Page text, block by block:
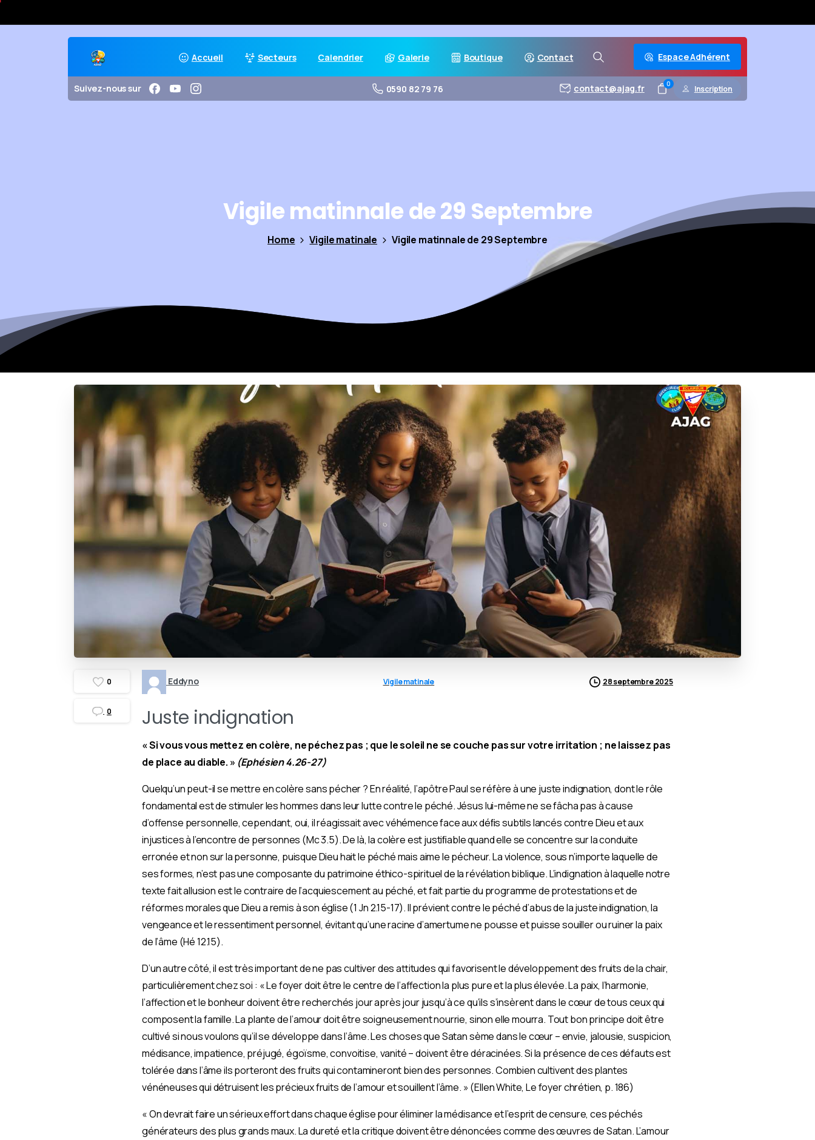
Accueil Secteurs Calendrier Galerie Boutique Contact Espace Adhérent
Suivez-nous sur 0590 82 79 76 contact@ajag.fr 0 Inscription
Vigilematinnalede29 Septembre
Home Vigile matinale Vigile matinnale de 29 Septembre
0
0
Eddyno Vigile matinale 28 septembre 2025
Juste indignation
« Si vous vous mettez en colère, ne péchez pas ; que le soleil ne se couche pas sur votre irritation ; ne laissez pas
de place au diable. » (Ephésien 4.26-27)
Quelqu’un peut-il se mettre en colère sans pécher ? En réalité, l’apôtre Paul se réfère à une juste indignation, dont le rôle
fondamental est de stimuler les hommes dans leur lutte contre le péché.Jésus lui-même ne se fâcha pas à cause
d’offense personnelle, cependant, oui, il réagissait avec véhémence face aux déﬁs subtils lancés contre Dieu et aux
injustices à l’encontre de personnes (Mc 3.5). De là, la colère est justiﬁable quand elle se concentre sur la conduite
erronée et non sur la personne, puisque Dieu hait le péché mais aime le pécheur. La violence, sous n’importe laquelle de
ses formes, n’est pas une composante du patrimoine éthico-spirituel de la révélation biblique. L’indignation à laquelle notre
texte fait allusion est le contraire de l’acquiescement au péché, et fait partie du programme de protestations et de
réformes morales que Dieu a remis à son église (1 Jn 2.15-17). Il prévient contre le péché d’abus de la juste indignation, la
vengeance et le ressentiment personnel, évitant qu’une racine d’amertume ne pousse et puisse souiller ou ruiner la paix
de l’âme (Hé 12.15).
D’un autre côté, il est très important de ne pas cultiver des attitudes qui favorisent le développement des fruits de la chair,
particulièrement chez soi : « Le foyer doit être le centre de l’affection la plus pure et la plus élevée. La paix, l’harmonie,
l’affection et le bonheur doivent être recherchés jour après jour jusqu’à ce qu’ils s’insèrent dans le cœur de tous ceux qui
composent la famille. La plante de l’amour doit être soigneusement nourrie, sinon elle mourra. Tout bon principe doit être
cultivé si nous voulons qu’il se développe dans l’âme. Les choses que Satan sème dans le cœur – envie, jalousie, suspicion,
médisance, impatience, préjugé, égoïsme, convoitise, vanité – doivent être déracinées. Si la présence de ces défauts est
tolérée dans l’âme ils porteront des fruits qui contamineront bien des personnes. Combien cultivent des plantes
vénéneuses qui détruisent les précieux fruits de l’amour et souillent l’âme. » (Ellen White, Le foyer chrétien, p. 186)
« On devrait faire un sérieux effort dans chaque église pour éliminer la médisance et l’esprit de censure, ces péchés
générateurs des plus grands maux. La dureté et la critique doivent être dénoncées comme des œuvres de Satan. L’amour